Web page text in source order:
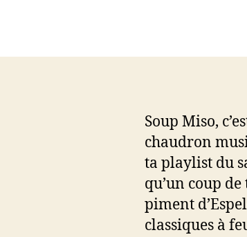
Soup Miso,
chaudron
ta playlist du
qu’un coup
piment
classiques à